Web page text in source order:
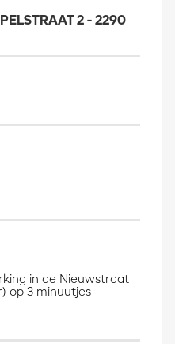
2 - 2290
in de Nieuwstraat
op 3 minuutjes